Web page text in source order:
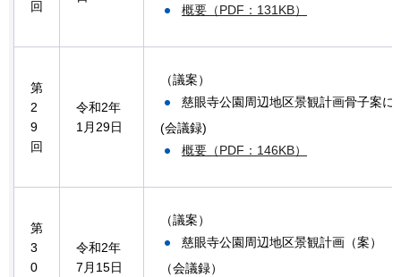
回
概要（PDF：131KB）
第
2
9
回
令和2年
1月29日
（議案）
慈眼寺公園周辺地区景観計画骨子案に
(会議録)
概要（PDF：146KB）
第
3
0
令和2年
7月15日
（議案）
慈眼寺公園周辺地区景観計画（案）
（会議録）